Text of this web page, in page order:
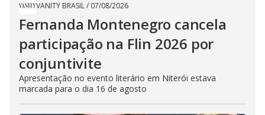
VANITY BRASIL/ 07/08/2026
Fernanda Montenegro cancela
participação na Flin 2026 por
conjuntivite
Apresentação no evento literário em Niterói estava
marcada para o dia 16 de agosto